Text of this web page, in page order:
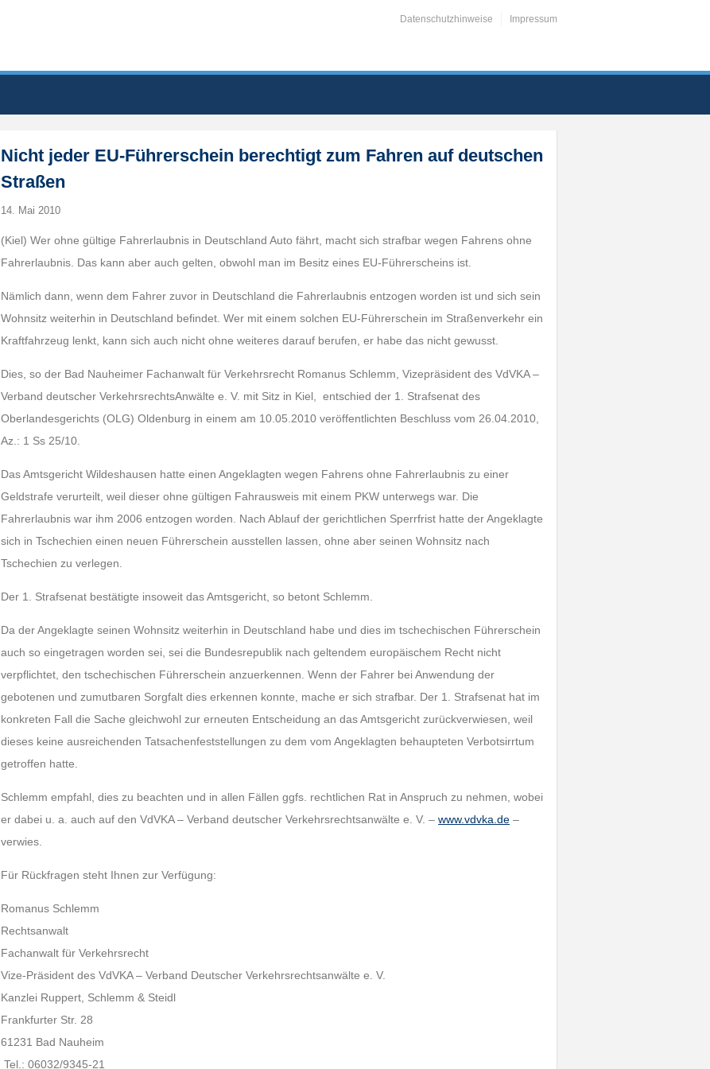
Datenschutzhinweise Impressum
Nicht jeder EU-Führerschein berechtigt zum Fahren auf deutschen
Straßen
14. Mai 2010
(Kiel) Wer ohne gültige Fahrerlaubnis in Deutschland Auto fährt, macht sich strafbar wegen Fahrens ohne
Fahrerlaubnis. Das kann aber auch gelten, obwohl man im Besitz eines EU-Führerscheins ist.
Nämlich dann, wenn dem Fahrer zuvor in Deutschland die Fahrerlaubnis entzogen worden ist und sich sein
Wohnsitz weiterhin in Deutschland befindet. Wer mit einem solchen EU-Führerschein im Straßenverkehr ein
Kraftfahrzeug lenkt, kann sich auch nicht ohne weiteres darauf berufen, er habe das nicht gewusst.
Dies, so der Bad Nauheimer Fachanwalt für Verkehrsrecht Romanus Schlemm, Vizepräsident des VdVKA –
Verband deutscher VerkehrsrechtsAnwälte e. V. mit Sitz in Kiel, entschied der 1. Strafsenat des
Oberlandesgerichts (OLG) Oldenburg in einem am 10.05.2010 veröffentlichten Beschluss vom 26.04.2010,
Az.: 1 Ss 25/10.
Das Amtsgericht Wildeshausen hatte einen Angeklagten wegen Fahrens ohne Fahrerlaubnis zu einer
Geldstrafe verurteilt, weil dieser ohne gültigen Fahrausweis mit einem PKW unterwegs war. Die
Fahrerlaubnis war ihm 2006 entzogen worden. Nach Ablauf der gerichtlichen Sperrfrist hatte der Angeklagte
sich in Tschechien einen neuen Führerschein ausstellen lassen, ohne aber seinen Wohnsitz nach
Tschechien zu verlegen.
Der 1. Strafsenat bestätigte insoweit das Amtsgericht, so betont Schlemm.
Da der Angeklagte seinen Wohnsitz weiterhin in Deutschland habe und dies im tschechischen Führerschein
auch so eingetragen worden sei, sei die Bundesrepublik nach geltendem europäischem Recht nicht
verpflichtet, den tschechischen Führerschein anzuerkennen. Wenn der Fahrer bei Anwendung der
gebotenen und zumutbaren Sorgfalt dies erkennen konnte, mache er sich strafbar. Der 1. Strafsenat hat im
konkreten Fall die Sache gleichwohl zur erneuten Entscheidung an das Amtsgericht zurückverwiesen, weil
dieses keine ausreichenden Tatsachenfeststellungen zu dem vom Angeklagten behaupteten Verbotsirrtum
getroffen hatte.
Schlemm empfahl, dies zu beachten und in allen Fällen ggfs. rechtlichen Rat in Anspruch zu nehmen, wobei
er dabei u. a. auch auf den VdVKA – Verband deutscher Verkehrsrechtsanwälte e. V. –www.vdvka.de –
verwies.
Für Rückfragen steht Ihnen zur Verfügung:
Romanus Schlemm
Rechtsanwalt
Fachanwalt für Verkehrsrecht
Vize-Präsident des VdVKA – Verband Deutscher Verkehrsrechtsanwälte e. V.
Kanzlei Ruppert, Schlemm & Steidl
Frankfurter Str. 28
61231 Bad Nauheim
Tel.: 06032/9345-21